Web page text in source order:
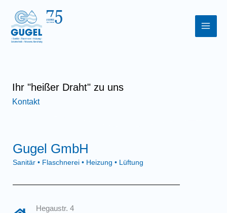
Inhalt
springen
Ihr "heißer Draht" zu uns
Kontakt
Gugel GmbH
Sanitär • Flaschnerei • Heizung • Lüftung
Hegaustr. 4